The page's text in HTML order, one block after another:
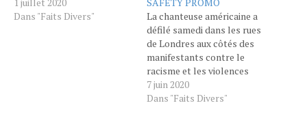
Dans "Faits Divers"
La chanteuse américaine a
défilé samedi dans les rues
de Londres aux côtés des
manifestants contre le
racisme et les violences
policières. Lunettes noires
et béquilles sous le bras,
7 juin 2020
Dans "Faits Divers"